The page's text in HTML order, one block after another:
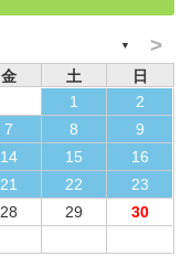
▼ >
金 土
日
1
2
7 8
9
14 15
16
21 22
23
28 29
30